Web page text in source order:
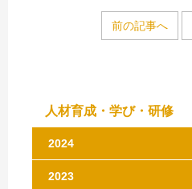
前の記事へ
人材育成・学び・研修
2024
2023